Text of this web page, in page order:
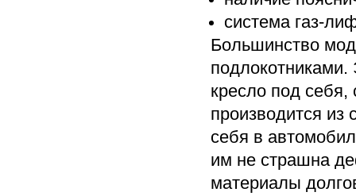
система газ-
Большинство
подлокотниками.
кресло под себя,
производится
себя в
им не страшна
материалы